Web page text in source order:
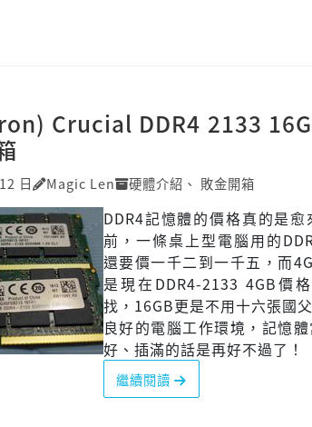
Crucial DDR4 2133
日 Magic Len 硬體介紹 、 敗金開箱
DDR4記憶體的價格真的是
前，一條桌上型電腦用的
還要價一千二到一千五，而
是現在DDR4-2133 4GB價
找，16GB更是不用十六張國
良好的電腦工作環境，記憶
好、插滿的話是再好不過了！
繼續閱讀